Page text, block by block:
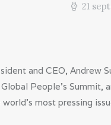
21
and CEO, Andrew
People’s Summit,
most pressing